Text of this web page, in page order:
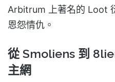
Arbitrum 上著名的 Loot
恩怨情仇。
從 Smoliens 到
主網